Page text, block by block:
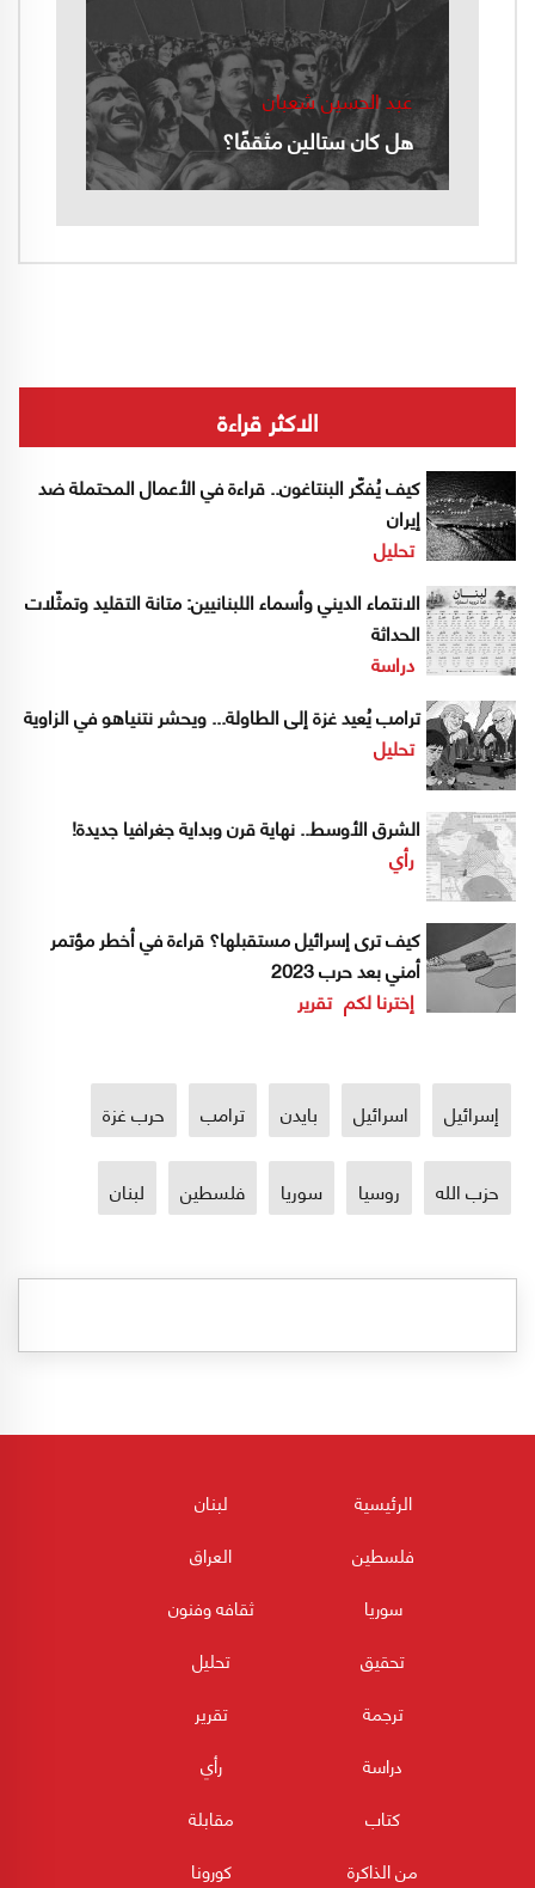
عبد الحسين شعبان
هل كان ستالين مثقفًا؟
الاكثر قراءة
كيف يُفكّر البنتاغون.. قراءة في الأعمال المحتملة ضد
إيران
تحليل
الانتماء الديني وأسماء اللبنانيين: متانة التقليد وتمثّلات
الحداثة
دراسة
ترامب يُعيد غزة إلى الطاولة... ويحشر نتنياهو في الزاوية
تحليل
الشرق الأوسط.. نهاية قرن وبداية جغرافيا جديدة!
رأي
كيف ترى إسرائيل مستقبلها؟ قراءة في أخطر مؤتمر
أمني بعد حرب 2023
إخترنا لكم تقرير
إسرائيل اسرائيل بايدن ترامب حرب غزة
حزب الله روسيا سوريا فلسطين لبنان
الرئيسية
لبنان
فلسطين
العراق
سوريا
ثقافه وفنون
تحقيق
تحليل
ترجمة
تقرير
دراسة
رأي
كتاب
مقابلة
من الذاكرة
كورونا